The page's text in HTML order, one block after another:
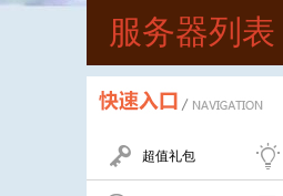
服务器列表
超值礼包